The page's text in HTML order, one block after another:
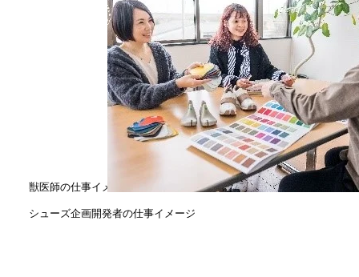
獣医師の仕事イメージ
シューズ企画開発者の仕事イメージ